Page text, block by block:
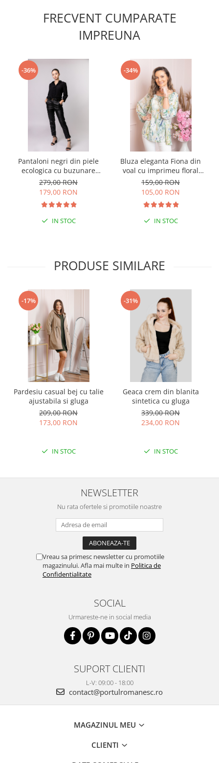
FRECVENT CUMPARATE
IMPREUNA
-36%
Pantaloni negri din piele
ecologica cu buzunare
functionale
279,00 RON
179,00 RON
IN STOC
-34%
Bluza eleganta Fiona din
voal cu imprimeu floral
verde
159,00 RON
105,00 RON
IN STOC
PRODUSE SIMILARE
-17%
Pardesiu casual bej cu talie
ajustabila si gluga
209,00 RON
173,00 RON
IN STOC
-31%
Geaca crem din blanita
sintetica cu gluga
339,00 RON
234,00 RON
IN STOC
NEWSLETTER
Nu rata ofertele si promotiile noastre
Vreau sa primesc newsletter cu promotiile
magazinului. Afla mai multe in Politica de
Confidentialitate
SOCIAL
Urmareste-ne in social media
SUPORT CLIENTI
L-V: 09:00 - 18:00
contact@portulromanesc.ro
MAGAZINUL MEU
CLIENTI